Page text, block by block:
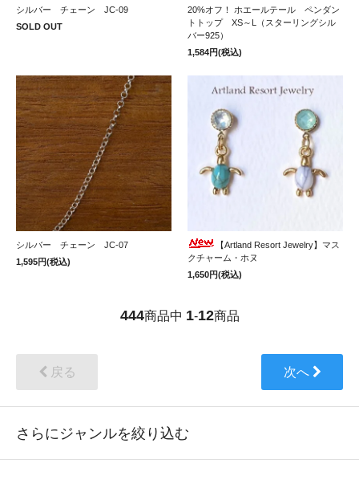
シルバー チェーン JC-09
SOLD OUT
20%オフ！ ホエールテール ペンダン
トトップ XS～L（スターリングシル
バー925）
1,584円(税込)
シルバー チェーン JC-07
1,595円(税込)
【Artland Resort Jewelry】マス
クチャーム・ホヌ
1,650円(税込)
444商品中 1-12商品
戻る 次へ
さらにジャンルを絞り込む